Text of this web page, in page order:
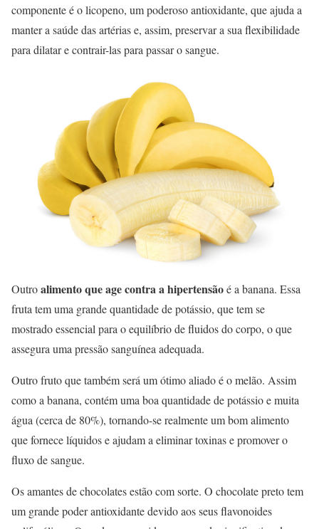
componente é o licopeno, um poderoso antioxidante, que ajuda a
manter a saúde das artérias e, assim, preservar a sua flexibilidade
para dilatar e contrair-las para passar o sangue.
Outroalimento que age contra a hipertensãoé a banana. Essa
fruta tem uma grande quantidade de potássio, que tem se
mostrado essencial para o equilíbrio de fluidos do corpo, o que
assegura uma pressão sanguínea adequada.
Outro fruto que também será um ótimo aliado é o melão. Assim
como a banana, contém uma boa quantidade de potássio e muita
água (cerca de 80%), tornando-se realmente um bom alimento
que fornece líquidos e ajudam a eliminar toxinas e promover o
fluxo de sangue.
Os amantes de chocolates estão com sorte. O chocolate preto tem
um grande poder antioxidante devido aos seus flavonoides